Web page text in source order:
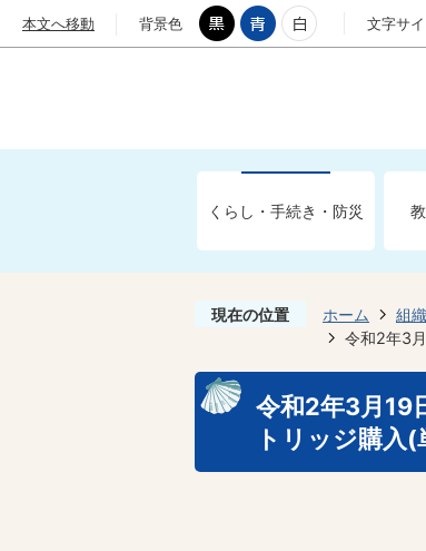
本文へ移動 背景色 文字サ
くらし・手続き・防災
現在の位置 ホーム 組
令和2年3
令和2年3月19
トリッジ購入